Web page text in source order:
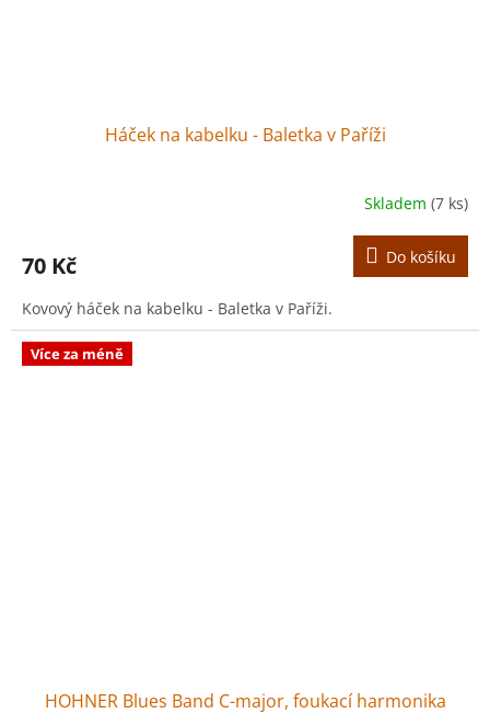
Háček na kabelku - Baletka v Paříži
Skladem (7 ks)
70 Kč Do košíku
Kovový háček na kabelku - Baletka v Paříži.
Více za méně
HOHNER Blues Band C-major, foukací harmonika